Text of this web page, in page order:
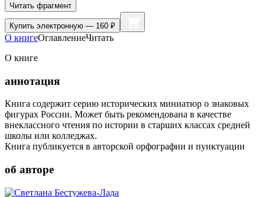
Читать фрагмент
Купить электронную — 160 ₽
О книгеОглавлениеЧитать
О книге
аннотация
Книга содержит серию исторических миниатюр о знаковых
фигурах России. Может быть рекомендована в качестве
внеклассного чтения по истории в старших классах средней
школы или колледжах.
Книга публикуется в авторской орфографии и пунктуации
об авторе